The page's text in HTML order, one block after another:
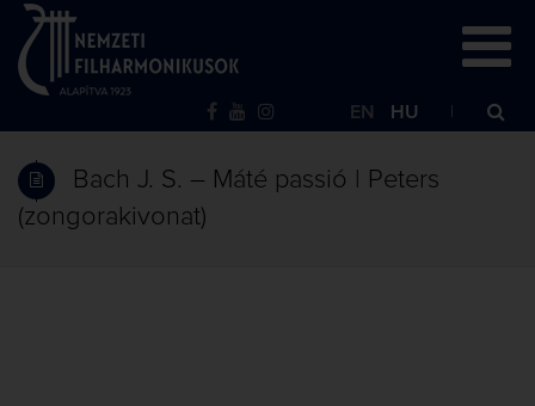
EN HU
Bach J. S. – Máté passió | Peters
(zongorakivonat)